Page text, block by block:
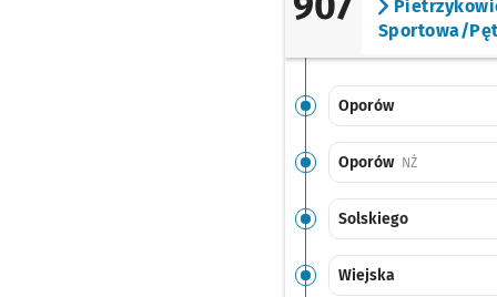
Sportowa/
Oporów
Oporów NŻPrzystanek
Solskiego
Wiejska